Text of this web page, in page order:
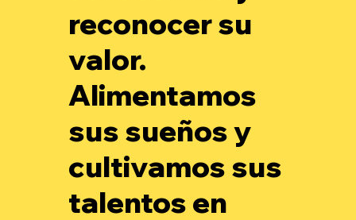
reconocer su
valor.
Alimentamos
sus sueños y
cultivamos sus
talentos en